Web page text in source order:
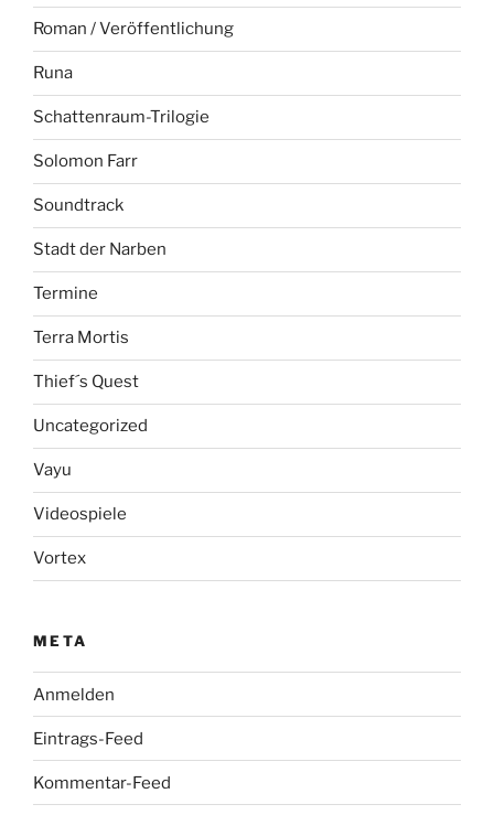
Roman / Veröffentlichung
Runa
Schattenraum-Trilogie
Solomon Farr
Soundtrack
Stadt der Narben
Termine
Terra Mortis
Thief´s Quest
Uncategorized
Vayu
Videospiele
Vortex
META
Anmelden
Eintrags-Feed
Kommentar-Feed